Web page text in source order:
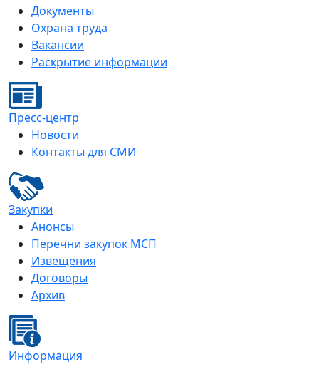
Документы
Охрана труда
Вакансии
Раскрытие информации
Пресс-центр
Новости
Контакты для СМИ
Закупки
Анонсы
Перечни закупок МСП
Извещения
Договоры
Архив
Информация